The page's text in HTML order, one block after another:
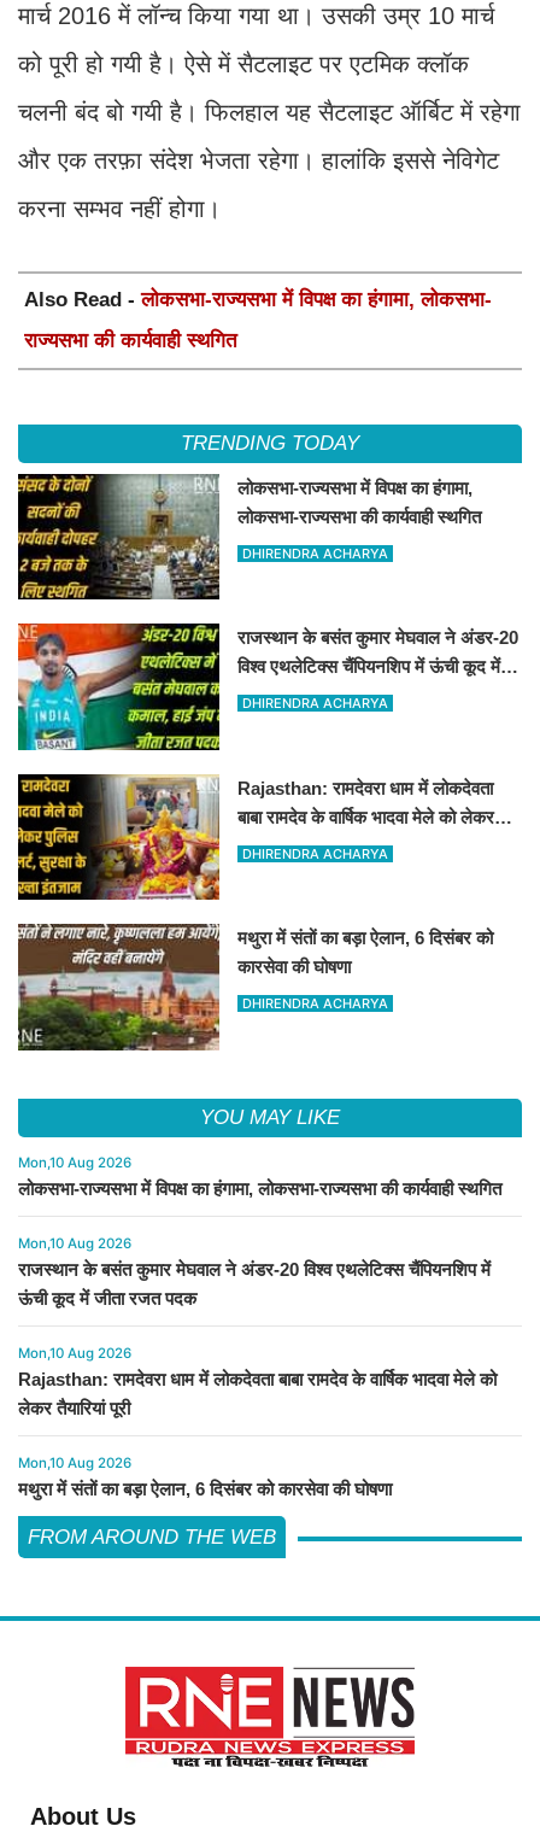
मार्च 2016 में लॉन्च किया गया था। उसकी उम्र 10 मार्च
को पूरी हो गयी है। ऐसे में सैटलाइट पर एटमिक क्लॉक
चलनी बंद बो गयी है। फिलहाल यह सैटलाइट ऑर्बिट में रहेगा
और एक तरफ़ा संदेश भेजता रहेगा। हालांकि इससे नेविगेट
करना सम्भव नहीं होगा।
Also Read -लोकसभा-राज्यसभा में विपक्ष का हंगामा, लोकसभा-
राज्यसभा की कार्यवाही स्थगित
TRENDING TODAY
लोकसभा-राज्यसभा में विपक्ष का हंगामा,
लोकसभा-राज्यसभा की कार्यवाही स्थगित
DHIRENDRA ACHARYA
राजस्थान के बसंत कुमार मेघवाल ने अंडर-20
विश्व एथलेटिक्स चैंपियनशिप में ऊंची कूद में
जीता रजत पदक
DHIRENDRA ACHARYA
Rajasthan: रामदेवरा धाम में लोकदेवता
बाबा रामदेव के वार्षिक भादवा मेले को लेकर
तैयारियां पूरी
DHIRENDRA ACHARYA
मथुरा में संतों का बड़ा ऐलान, 6 दिसंबर को
कारसेवा की घोषणा
DHIRENDRA ACHARYA
YOU MAY LIKE
Mon,10 Aug 2026
लोकसभा-राज्यसभा में विपक्ष का हंगामा, लोकसभा-राज्यसभा की कार्यवाही स्थगित
Mon,10 Aug 2026
राजस्थान के बसंत कुमार मेघवाल ने अंडर-20 विश्व एथलेटिक्स चैंपियनशिप में
ऊंची कूद में जीता रजत पदक
Mon,10 Aug 2026
Rajasthan: रामदेवरा धाम में लोकदेवता बाबा रामदेव के वार्षिक भादवा मेले को
लेकर तैयारियां पूरी
Mon,10 Aug 2026
मथुरा में संतों का बड़ा ऐलान, 6 दिसंबर को कारसेवा की घोषणा
FROM AROUND THE WEB
About Us